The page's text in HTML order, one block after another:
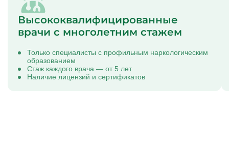
Высококвалифицированные
врачи с многолетним стажем
Только специалисты с профильным наркологическим
образованием
Стаж каждого врача — от 5 лет
Наличие лицензий и сертификатов